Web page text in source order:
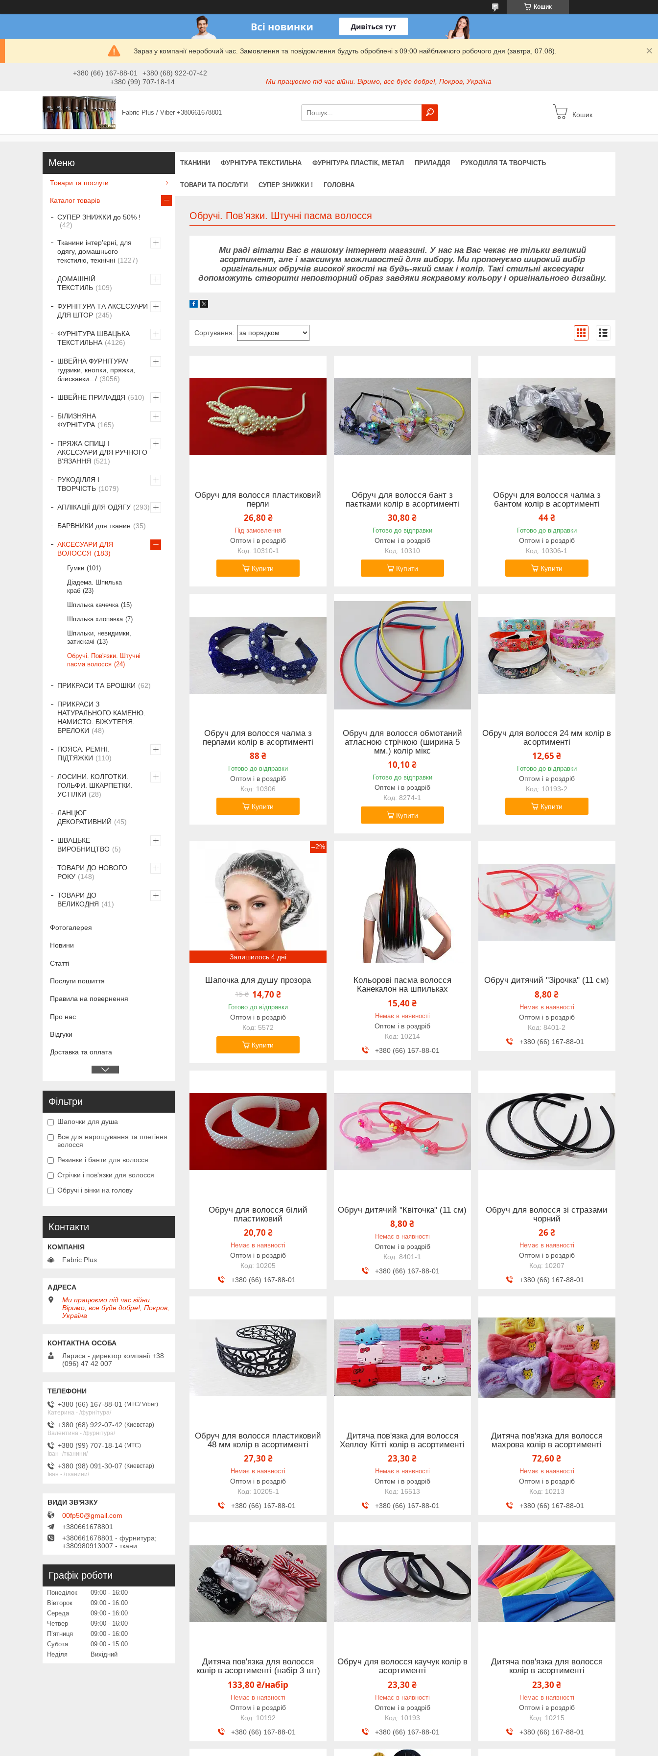
Кошик
Зараз у компанії неробочий час. Замовлення та повідомлення будуть оброблені з 09:00 найближчого робочого дня (завтра, 07.08).
+380 (66) 167-88-01
+380 (68) 922-07-42
+380 (99) 707-18-14
Ми працюємо під час війни. Віримо, все буде добре!, Покров, Україна
Fabric Plus / Viber +380661678801 Кошик
ТКАНИНИ ФУРНІТУРА ТЕКСТИЛЬНА ФУРНІТУРА ПЛАСТІК, МЕТАЛ ПРИЛАДДЯ РУКОДІЛЛЯ ТА ТВОРЧІСТЬ
ТОВАРИ ТА ПОСЛУГИ СУПЕР ЗНИЖКИ ! ГОЛОВНА
Обручі. Пов'язки. Штучні пасма волосся
Ми раді вітати Вас в нашому інтернет магазині. У нас на Вас чекає не тільки великий
асортимент, але і максимум можливостей для вибору. Ми пропонуємо широкий вибір
оригінальних обручів високої якості на будь-який смак і колір. Такі стильні аксесуари
допоможуть створити неповторний образ завдяки яскравому кольору і оригінального дизайну.
Обруч для волосся пластиковий
перли
26,80 ₴
Під замовлення
Оптом і в роздріб
10310-1
Купити
Обруч для волосся бант з
паєтками колір в асортименті
30,80 ₴
Готово до відправки
Оптом і в роздріб
10310
Купити
Обруч для волосся чалма з
бантом колір в асортименті
44 ₴
Готово до відправки
Оптом і в роздріб
10306-1
Купити
Обруч для волосся чалма з
перлами колір в асортименті
88 ₴
Готово до відправки
Оптом і в роздріб
10306
Купити
Обруч для волосся обмотаний
атласною стрічкою (ширина 5
мм.) колір мікс
10,10 ₴
Готово до відправки
Оптом і в роздріб
8274-1
Купити
Обруч для волосся 24 мм колір в
асортименті
12,65 ₴
Готово до відправки
Оптом і в роздріб
10193-2
Купити
–2%
Залишилось 4 дні
Шапочка для душу прозора
15 ₴ 14,70 ₴
Готово до відправки
Оптом і в роздріб
5572
Купити
Кольорові пасма волосся
Канекалон на шпильках
15,40 ₴
Немає в наявності
Оптом і в роздріб
10214
+380 (66) 167-88-01
Обруч дитячий "Зірочка" (11 см)
8,80 ₴
Немає в наявності
Оптом і в роздріб
8401-2
+380 (66) 167-88-01
Обруч для волосся білий
пластиковий
20,70 ₴
Немає в наявності
Оптом і в роздріб
10205
+380 (66) 167-88-01
Обруч дитячий "Квіточка" (11 см)
8,80 ₴
Немає в наявності
Оптом і в роздріб
8401-1
+380 (66) 167-88-01
Обруч для волосся зі стразами
чорний
26 ₴
Немає в наявності
Оптом і в роздріб
10207
+380 (66) 167-88-01
Обруч для волосся пластиковий
48 мм колір в асортименті
27,30 ₴
Немає в наявності
Оптом і в роздріб
10205-1
+380 (66) 167-88-01
Дитяча пов'язка для волосся
Хеллоу Кітті колір в асортименті
23,30 ₴
Немає в наявності
Оптом і в роздріб
16513
+380 (66) 167-88-01
Дитяча пов'язка для волосся
махрова колір в асортименті
72,60 ₴
Немає в наявності
Оптом і в роздріб
10213
+380 (66) 167-88-01
Дитяча пов'язка для волосся
колір в асортименті (набір 3 шт)
133,80 ₴/набір
Немає в наявності
Оптом і в роздріб
10192
+380 (66) 167-88-01
Обруч для волосся каучук колір в
асортименті
23,30 ₴
Немає в наявності
Оптом і в роздріб
10193
+380 (66) 167-88-01
Дитяча пов'язка для волосся
колір в асортименті
23,30 ₴
Немає в наявності
Оптом і в роздріб
10215
+380 (66) 167-88-01
Товари та послуги
Каталог товарів
СУПЕР ЗНИЖКИ до 50% !
42
Тканини інтер'єрні, для
одягу, домашнього
текстилю, технічні
1227
ДОМАШНІЙ
ТЕКСТИЛЬ
109
ФУРНІТУРА ТА АКСЕСУАРИ
ДЛЯ ШТОР
245
ФУРНІТУРА ШВАЦЬКА
ТЕКСТИЛЬНА
4126
ШВЕЙНА ФУРНІТУРА/
гудзики, кнопки, пряжки,
блискавки.../
3056
ШВЕЙНЕ ПРИЛАДДЯ 510
БІЛИЗНЯНА
ФУРНІТУРА
165
ПРЯЖА СПИЦІ І
АКСЕСУАРИ ДЛЯ РУЧНОГО
В'ЯЗАННЯ
521
РУКОДІЛЛЯ І
ТВОРЧІСТЬ
1079
АПЛІКАЦІЇ ДЛЯ ОДЯГУ 293
БАРВНИКИ для тканин 35
АКСЕСУАРИ ДЛЯ
ВОЛОССЯ
183
Гумки
101
Діадема. Шпилька
краб 23
Шпилька качечка
15
Шпилька хлопавка 7
Шпильки, невидимки,
затискачі
13
Обручі. Пов'язки. Штучні
пасма волосся 24
ПРИКРАСИ ТА БРОШКИ 62
ПРИКРАСИ З
НАТУРАЛЬНОГО КАМЕНЮ.
НАМИСТО. БІЖУТЕРІЯ.
БРЕЛОКИ
48
ПОЯСА. РЕМНІ.
ПІДТЯЖКИ
110
ЛОСИНИ. КОЛГОТКИ.
ГОЛЬФИ. ШКАРПЕТКИ.
УСТІЛКИ
28
ЛАНЦЮГ
ДЕКОРАТИВНИЙ
45
ШВАЦЬКЕ
ВИРОБНИЦТВО
5
ТОВАРИ ДО НОВОГО
РОКУ
148
ТОВАРИ ДО
ВЕЛИКОДНЯ
41
Фотогалерея
Новини
Статті
Послуги пошиття
Правила на повернення
Про нас
Відгуки
Доставка та оплата
Фільтри
Шапочки для душа
Все для нарощування та плетіння
волосся
Резинки і банти для волосся
Стрічки і пов'язки для волосся
Обручі і вінки на голову
Контакти
Fabric Plus
Ми працюємо під час війни.
Віримо, все буде добре!, Покров,
Україна
Лариса - директор компанії +38
(096) 47 42 007
+380 (66) 167-88-01
МТС/ Viber
Катерина - /фурнітура/
+380 (68) 922-07-42
Киевстар
Валентина - /фурнітура/
+380 (99) 707-18-14
МТС
Іван -/тканини/
+380 (98) 091-30-07
Киевстар
Іван - /тканини/
00fp50@gmail.com
+380661678801
+380661678801 - фурнитура;
+380980913007 - ткани
Графік роботи
Понеділок 09:00
16:00
Вівторок
09:00
16:00
Середа
09:00
16:00
Четвер
09:00
16:00
Пʼятниця
09:00
16:00
Субота
09:00
15:00
Неділя
Вихідний